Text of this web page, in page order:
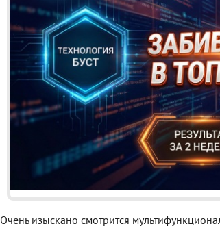
Очень изыскано смотрится